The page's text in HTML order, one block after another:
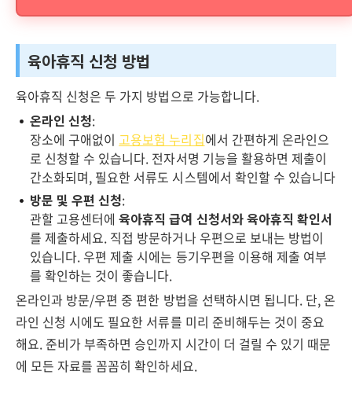
육아휴직 신청 방법
육아휴직 신청은 두 가지 방법으로 가능합니다.
온라인 신청:
장소에 구애없이 고용보험 누리집에서 간편하게 온라인으
로 신청할 수 있습니다. 전자서명 기능을 활용하면 제출이
간소화되며, 필요한 서류도 시스템에서 확인할 수 있습니다
방문 및 우편 신청:
관할 고용센터에육아휴직 급여 신청서와 육아휴직 확인서
를 제출하세요. 직접 방문하거나 우편으로 보내는 방법이
있습니다. 우편 제출 시에는 등기우편을 이용해 제출 여부
를 확인하는 것이 좋습니다.
온라인과 방문/우편 중 편한 방법을 선택하시면 됩니다. 단, 온
라인 신청 시에도 필요한 서류를 미리 준비해두는 것이 중요
해요. 준비가 부족하면 승인까지 시간이 더 걸릴 수 있기 때문
에 모든 자료를 꼼꼼히 확인하세요.